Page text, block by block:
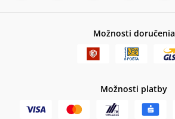
Možnosti doručenia
Možnosti platby